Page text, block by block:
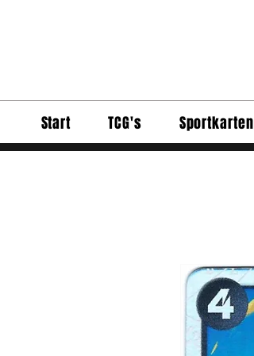
Start TCG's Sportkarten